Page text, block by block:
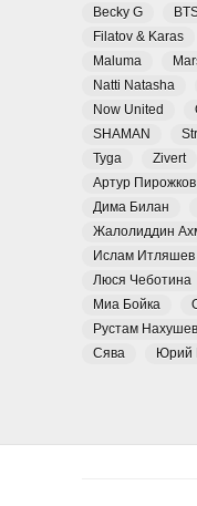
Becky G
Filatov & Karas
Maluma
Natti Natasha
Now United
SHAMAN
Tyga
Zivert
Артур Пирожков
Дима Билан
Жалолиддин
Ислам Итляшев
Люся Чеботина
Миа Бойка
Рустам Нахушев
Сява
Юрий